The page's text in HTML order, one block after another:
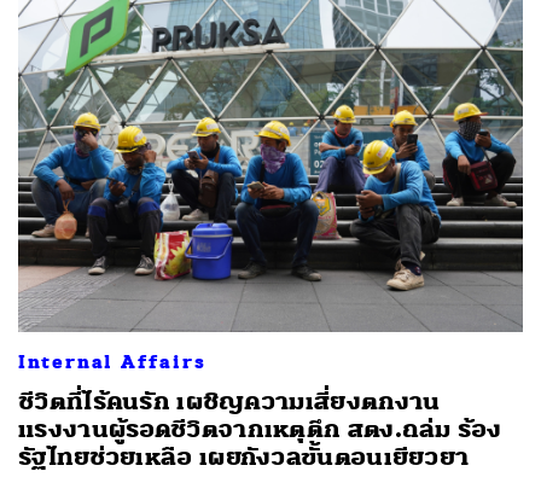
Internal Affairs
ชีวิตที่ไร้คนรัก เผชิญความเสี่ยงตกงาน
แรงงานผู้รอดชีวิตจากเหตุตึก สตง.ถล่ม ร้อง
รัฐไทยช่วยเหลือ เผยกังวลขั้นตอนเยียวยา